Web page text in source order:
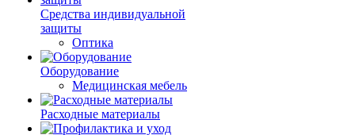
Средства индивидуальной
защиты
Оптика
Оборудование
Медицинская мебель
Расходные материалы